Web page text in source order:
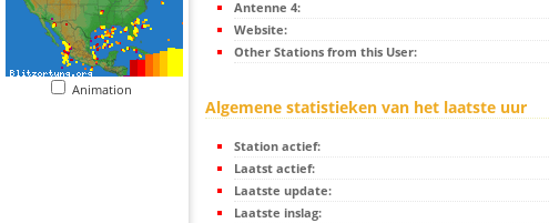
Animation
Antenne 4:
Website:
Other Stations from this User:
Algemene statistieken van het laatste uur
Station actief:
Laatst actief:
Laatste update:
Laatste inslag: